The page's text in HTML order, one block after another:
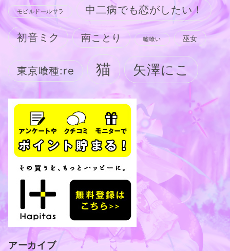
モビルドールサラ 中二病でも恋がしたい！
初音ミク 南ことり 嘘喰い 巫女
東京喰種:re 猫 矢澤にこ
アーカイブ